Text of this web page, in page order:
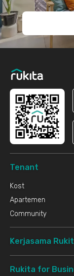
Tenant
Kost
Apartemen
Community
Kerjasama
Rukita for